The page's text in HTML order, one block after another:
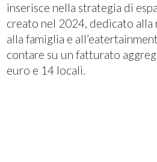
inserisce nella strategia di
creato nel 2024, dedicato
alla famiglia e
contare su un fatturato
euro e 14 locali.